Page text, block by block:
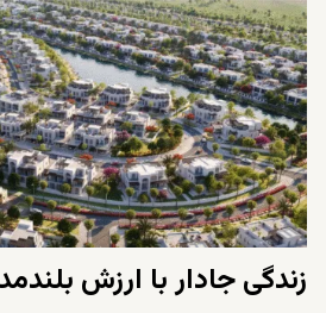
زندگی جادار با ارزش